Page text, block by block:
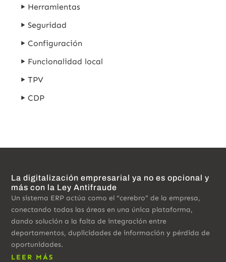
Herramientas
Seguridad
Configuración
Funcionalidad local
TPV
CDP
La digitalización empresarial ya no es opcional y
más con la Ley Antifraude
Un sistema ERP actúa como el “cerebro” de la empresa,
conectando todas las áreas en una única plataforma,
dando solución a la falta de integración entre
departamentos, duplicidades de información y pérdida de
oportunidades.
LEER MÁS